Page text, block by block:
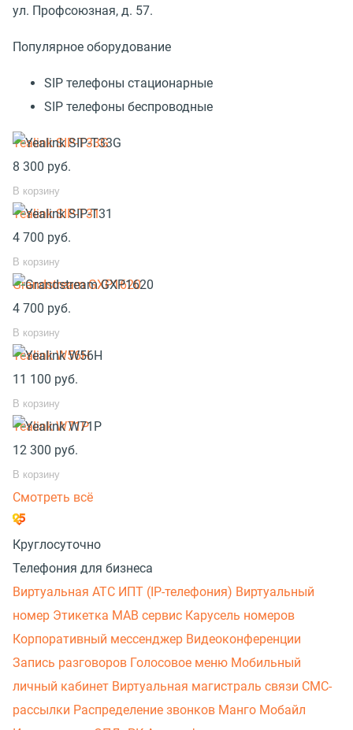
ул. Профсоюзная, д. 57.
Популярное оборудование
SIP телефоны стационарные
SIP телефоны беспроводные
Yealink SIP-T33G
8 300 руб.
В корзину
Yealink SIP-T31
4 700 руб.
В корзину
Grandstream GXP1620
4 700 руб.
В корзину
Yealink W56H
11 100 руб.
В корзину
Yealink W71P
12 300 руб.
В корзину
Смотреть всё
Круглосуточно
Телефония для бизнеса
Виртуальная АТС ИПТ (IP-телефония) Виртуальный
номер Этикетка МАВ сервис Карусель номеров
Корпоративный мессенджер Видеоконференции
Запись разговоров Голосовое меню Мобильный
личный кабинет Виртуальная магистраль связи СМС-
рассылки Распределение звонков Манго Мобайл